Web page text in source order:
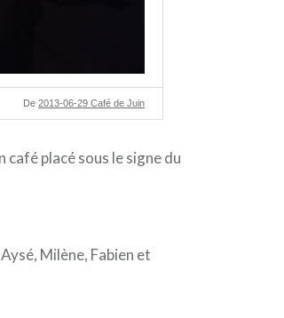
De2013-06-29 Café de Juin
café placé sous le signe du
Milène, Fabien et